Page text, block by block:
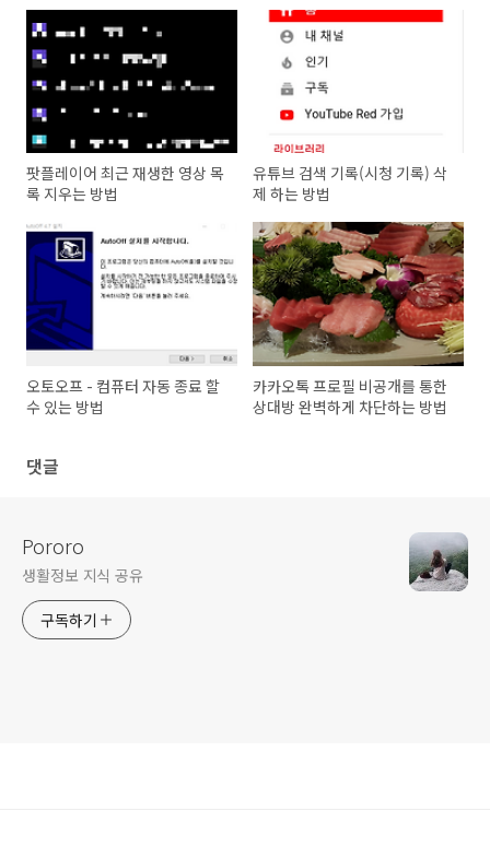
팟플레이어 최근 재생한 영상 목
록 지우는 방법
유튜브 검색 기록(시청 기록) 삭
제 하는 방법
오토오프 - 컴퓨터 자동 종료 할
수 있는 방법
카카오톡 프로필 비공개를 통한
상대방 완벽하게 차단하는 방법
댓글
Pororo
생활정보 지식 공유
구독하기